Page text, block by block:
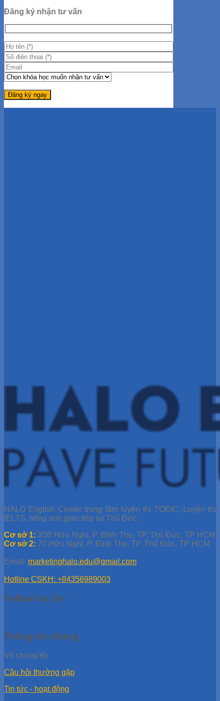
Đăng ký nhận tư vấn
HALO English Center trung tâm luyện thi TOEIC, Luyện thi
IELTS, tiếng anh giao tiếp tại Thủ Đức.
Cơ sở 1: 35B Hữu Nghị, P. Bình Thọ, TP. Thủ Đức, TP HCM
Cơ sở 2: 70 Hữu Nghị, P. Bình Thọ, TP. Thủ Đức, TP HCM
Email: marketinghalo.edu@gmail.com
Hotline CSKH: +84356989003
Follow Us On
Thông tin chung
Về chúng tôi
Câu hỏi thường gặp
Tin tức - hoạt động